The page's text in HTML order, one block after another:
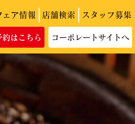
ェア情報 店舗検索 スタッフ募集
約はこちら コーポレートサイトへ